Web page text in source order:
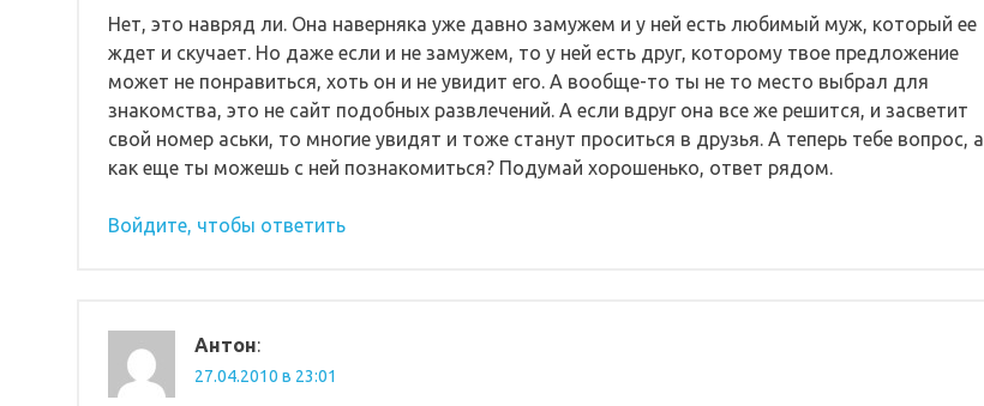
Нет, это навряд ли. Она наверняка уже давно замужем и у ней есть любимый муж, который ее
ждет и скучает. Но даже если и не замужем, то у ней есть друг, которому твое предложение
может не понравиться, хоть он и не увидит его. А вообще-то ты не то место выбрал для
знакомства, это не сайт подобных развлечений. А если вдруг она все же решится, и засветит
свой номер аськи, то многие увидят и тоже станут проситься в друзья. А теперь тебе вопрос, а
как еще ты можешь с ней познакомиться? Подумай хорошенько, ответ рядом.
Войдите, чтобы ответить
Антон:
27.04.2010 в 23:01